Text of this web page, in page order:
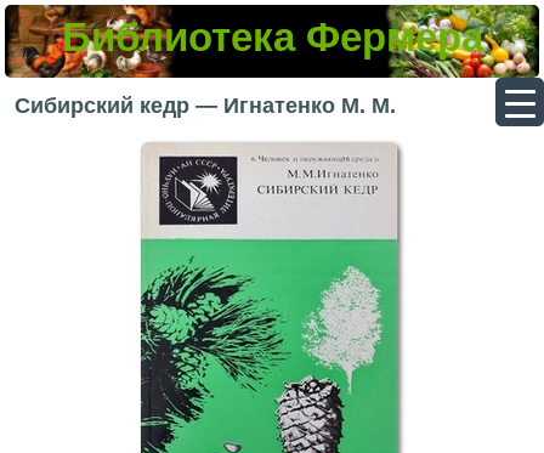
Библиотека Фермера
Сибирский кедр — Игнатенко М. М.
▼